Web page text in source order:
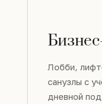
Лобби,
санузлы с
дневной